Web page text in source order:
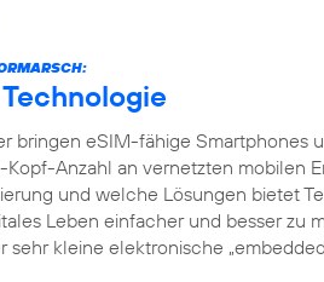
bringen eSIM-fähige Smartphones
Kopf-Anzahl an vernetzten mobilen
und welche Lösungen bietet
Leben einfacher und besser zu
sehr kleine elektronische